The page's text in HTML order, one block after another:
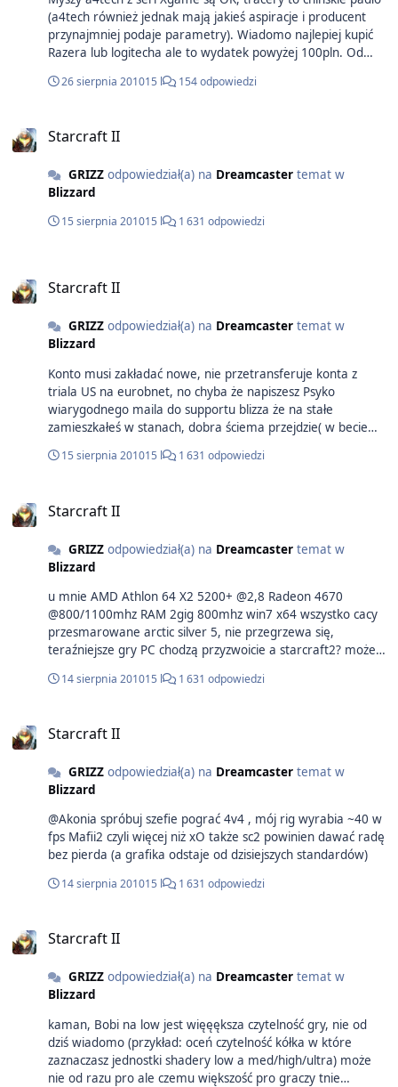
(a4tech również jednak mają jakieś aspiracje i producent
przynajmniej podaje parametry). Wiadomo najlepiej kupić
Razera lub logitecha ale to wydatek powyżej 100pln. Od
gaming-mouse-i1187075255.html - optyka świetna i
fingertip/claw grip Dodatkowo DPI myszy to największa
response (standardowo ,myszy pod ps2 mają ~12ms, usb
8ms myszy bezprzewodowe wh.ujdużo) i przerób pikseli na
sekundę (standardowa myszka noname da max 4000
frames per second, wysoka półka - Intelimouse Explorer 3.0
26 sierpnia 201015 l 154 odpowiedzi
Starcraft II
GRIZZodpowiedział(a) na Dreamcastertemat w
Blizzard
15 sierpnia 201015 l 1 631 odpowiedzi
Starcraft II
GRIZZodpowiedział(a) na Dreamcastertemat w
Blizzard
Konto musi zakładać nowe, nie przetransferuje konta z
triala US na eurobnet, no chyba że napiszesz Psyko
wiarygodnego maila do supportu blizza że na stałe
zamieszkałeś w stanach, dobra ściema przejdzie( w becie
15 sierpnia 201015 l 1 631 odpowiedzi
Starcraft II
GRIZZodpowiedział(a) na Dreamcastertemat w
Blizzard
u mnie AMD Athlon 64 X2 5200+ @2,8 Radeon 4670
@800/1100mhz RAM 2gig 800mhz win7 x64 wszystko cacy
przesmarowane arctic silver 5, nie przegrzewa się,
teraźniejsze gry PC chodzą przyzwoicie a starcraft2? może
o ich szmatławości ale kaman, gram na low ;/
14 sierpnia 201015 l 1 631 odpowiedzi
Starcraft II
GRIZZodpowiedział(a) na Dreamcastertemat w
Blizzard
@Akonia spróbuj szefie pograć 4v4 , mój rig wyrabia ~40 w
fps Mafii2 czyli więcej niż xO także sc2 powinien dawać radę
bez pierda (a grafika odstaje od dzisiejszych standardów)
14 sierpnia 201015 l 1 631 odpowiedzi
Starcraft II
GRIZZodpowiedział(a) na Dreamcastertemat w
Blizzard
kaman, Bobi na low jest więęększa czytelność gry, nie od
dziś wiadomo (przykład: oceń czytelność kółka w które
zaznaczasz jednostki shadery low a med/high/ultra) może
nie od razu pro ale czemu większość pro graczy tnie